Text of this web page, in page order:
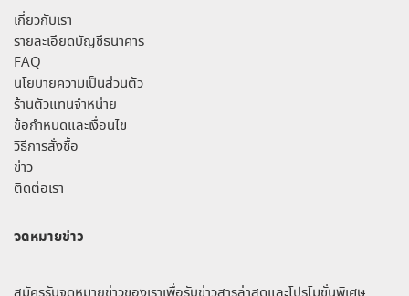
เกี่ยวกับเรา
รายละเอียดบัญชีธนาคาร
FAQ
นโยบายความเป็นส่วนตัว
ร้านตัวแทนจำหน่าย
ข้อกำหนดและเงื่อนไข
วิธีการสั่งซื้อ
ข่าว
ติดต่อเรา
จดหมายข่าว